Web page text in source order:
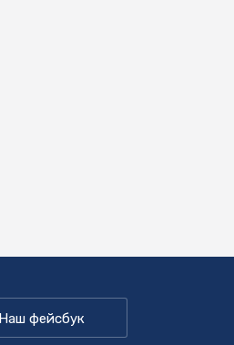
Наш фейсбук